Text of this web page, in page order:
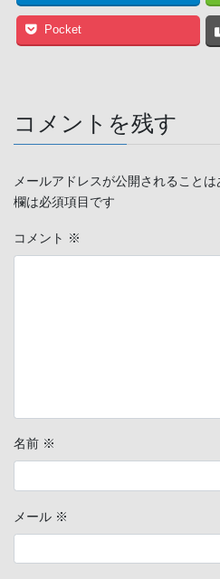
Pocket
コメントを残す
メールアドレスが公開されることは
欄は必須項目です
コメント ※
名前 ※
メール ※